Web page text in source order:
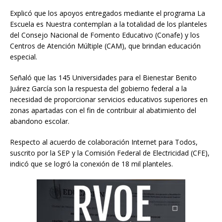
Explicó que los apoyos entregados mediante el programa La
Escuela es Nuestra contemplan a la totalidad de los planteles
del Consejo Nacional de Fomento Educativo (Conafe) y los
Centros de Atención Múltiple (CAM), que brindan educación
especial.
Señaló que las 145 Universidades para el Bienestar Benito
Juárez García son la respuesta del gobierno federal a la
necesidad de proporcionar servicios educativos superiores en
zonas apartadas con el fin de contribuir al abatimiento del
abandono escolar.
Respecto al acuerdo de colaboración Internet para Todos,
suscrito por la SEP y la Comisión Federal de Electricidad (CFE),
indicó que se logró la conexión de 18 mil planteles.